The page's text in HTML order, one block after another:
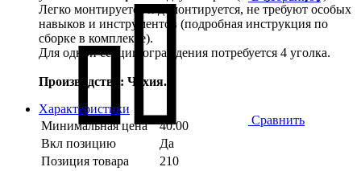
Сравнить
Легко монтируется и демонтируется, не требуют особых
навыков и инструментов (подробная инструкция по
сборке в комплекте).
Для одной секции ограждения потребуется 4 уголка.
Производство: Чехия.
Характеристики
Минимальная цена
40.00
Вкл позицию
Да
Позиция товара
210